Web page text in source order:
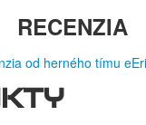
RECENZIA
od herného tímu